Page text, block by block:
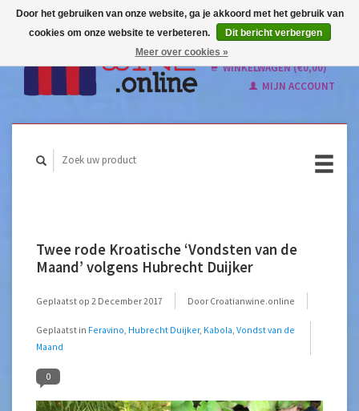
Nederlands
WINKELWAGEN (€0,00)
MIJN ACCOUNT
Twee rode Kroatische ‘Vondsten van de
Maand’ volgens Hubrecht Duijker
Geplaatst op 2 December 2017 Door Croatianwine.online
Geplaatst in Feravino, Hubrecht Duijker, Kabola, Vondst van de
Maand
0
Door het gebruiken van onze website, ga je akkoord met het gebruik van
cookies om onze website te verbeteren.
Dit bericht verbergen
Meer over cookies »